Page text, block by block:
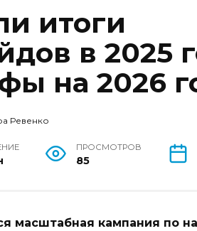
итоги
в 2025
на 2026
Ревенко
ПРОСМОТРОВ
85
масштабная кампания по